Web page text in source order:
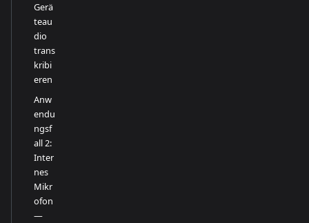
Gerä
teau
dio
trans
kribi
eren
Anw
endu
ngsf
all 2:
Inter
nes
Mikr
ofon
—